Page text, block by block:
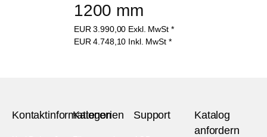
1200 mm
EUR3.990,00 Exkl. MwSt *
EUR4.748,10 Inkl. MwSt *
Kontaktinformationen
Kategorien Support
Katalog
anfordern